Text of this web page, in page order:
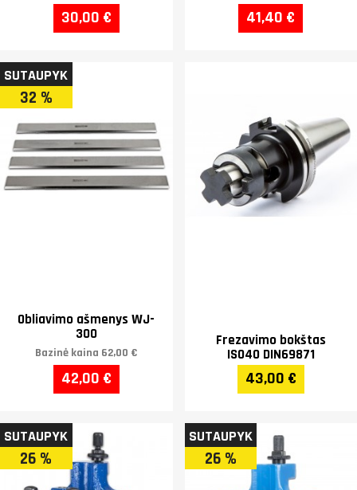
30,00 € 41,40 €
SUTAUPYK
32 %
Obliavimo ašmenys WJ-
300
Bazinė kaina 62,00 €
42,00 €
Frezavimo bokštas
ISO40 DIN69871
43,00 €
SUTAUPYK
26 %
SUTAUPYK
26 %